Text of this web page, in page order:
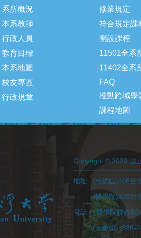
系所概況
本系教師
行政人員
教育目標
本系地圖
校友專區
行政規章
修業規定
符合規定課
開設課程
11501全系
11402全系
FAQ
推動跨域學
課程地圖
Copyright © 2020 國
地址 : (校總區)106台
(醫學院)100台北市
電話：(醫學院聯教館
(永齡館)+886-2-